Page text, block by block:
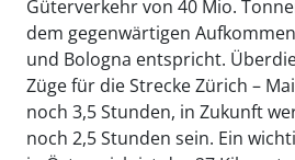
Güterverkehr von 40 Mio.
dem gegenwärtigen
und Bologna entspricht.
Züge für die Strecke Zürich –
noch 3,5 Stunden, in Zukunft
noch 2,5 Stunden sein. Ein